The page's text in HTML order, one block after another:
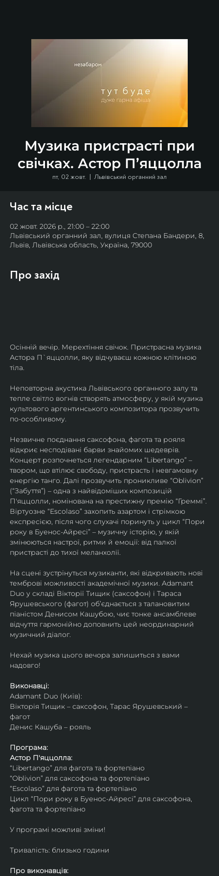
Музика пристрасті при
свічках. Астор П’яццолла
пт, 02 жовт.
  |
Львівський органний зал
Час та місце
02 жовт. 2026 р., 21:00 – 22:00
Львівський органний зал, вулиця Степана Бандери, 8,
Львів, Львівська область, Україна, 79000
Про захід
Осінній вечір. Мерехтіння свічок. Пристрасна музика
Астора П`яццолли, яку відчуваєш кожною клітиною
тіла.
Неповторна акустика Львівського органного залу та
тепле світло вогнів створять атмосферу, у якій музика
культового аргентинського композитора прозвучить
по-особливому.
Незвичне поєднання саксофона, фагота та рояля
відкриє несподівані барви знайомих шедеврів.
Концерт розпочнеться легендарним “Libertango” –
твором, що втілює свободу, пристрасть і невгамовну
енергію танго. Далі прозвучить проникливе “Oblivion”
(“Забуття”) – одна з найвідоміших композицій
П'яццолли, номінована на престижну премію “Греммі”.
Віртуозне “Escolaso” захопить азартом і стрімкою
експресією, після чого слухачі поринуть у цикл “Пори
року в Буенос-Айресі” – музичну історію, у якій
змінюються настрої, ритми й емоції: від палкої
пристрасті до тихої меланхолії.
На сцені зустрінуться музиканти, які відкривають нові
темброві можливості академічної музики. Adamant
Duo у складі Вікторії Тищик (саксофон) і Тараса
Ярушевського (фагот) об’єднається з талановитим
піаністом Денисом Кашубою, чиє тонке ансамблеве
відчуття гармонійно доповнить цей неординарний
музичний діалог.
Нехай музика цього вечора залишиться з вами
надовго!
Виконавці:
Adamant Duo (Київ):
Вікторія Тищик – саксофон, Тарас Ярушевський –
фагот
Денис Кашуба – рояль
Програма:
Астор П'яццолла:
“Libertango” для фагота та фортепіано
“Oblivion” для саксофона та фортепіано
“Escolaso” для фагота та фортепіано
Цикл “Пори року в Буенос-Айресі” для саксофона,
фагота та фортепіано
У програмі можливі зміни!
Тривалість: близько години
Про виконавців: